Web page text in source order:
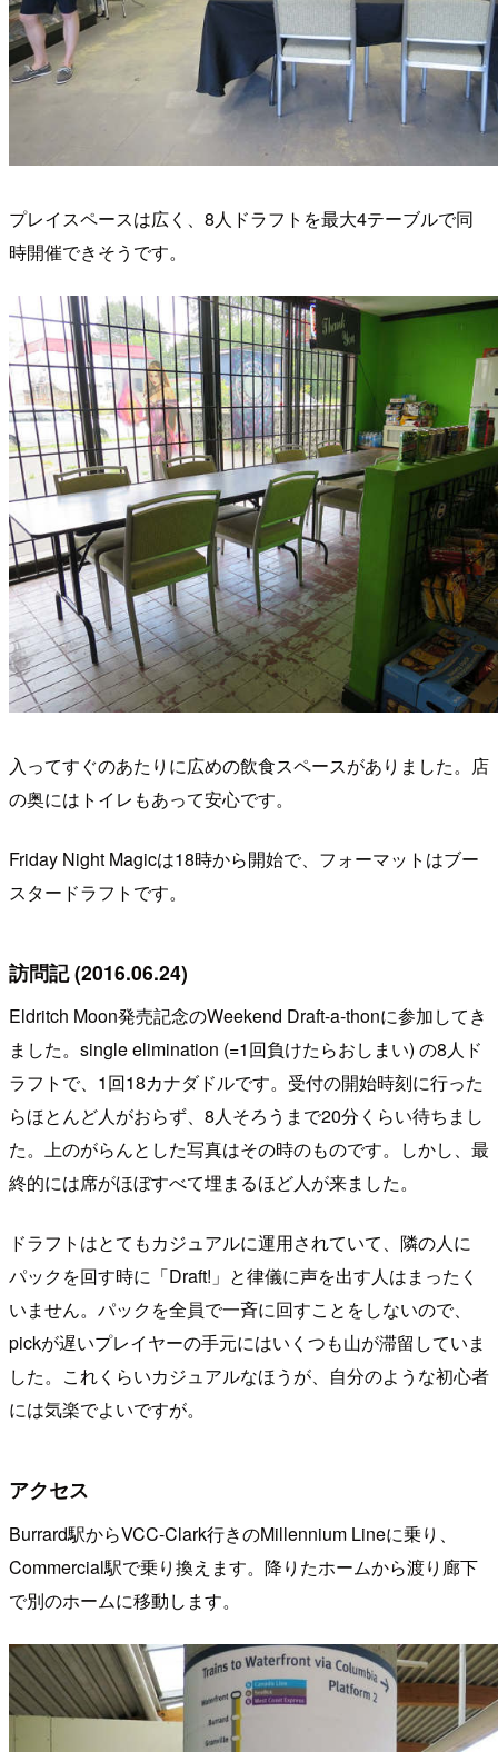
プレイスペースは広く、8人ドラフトを最大4テーブルで同
時開催できそうです。
入ってすぐのあたりに広めの飲食スペースがありました。店
の奥にはトイレもあって安心です。
Friday Night Magicは18時から開始で、フォーマットはブー
スタードラフトです。
訪問記 (2016.06.24)
Eldritch Moon発売記念のWeekend Draft-a-thonに参加してき
ました。single elimination (=1回負けたらおしまい) の8人ド
ラフトで、1回18カナダドルです。受付の開始時刻に行った
らほとんど人がおらず、8人そろうまで20分くらい待ちまし
た。上のがらんとした写真はその時のものです。しかし、最
終的には席がほぼすべて埋まるほど人が来ました。
ドラフトはとてもカジュアルに運用されていて、隣の人に
パックを回す時に「Draft!」と律儀に声を出す人はまったく
いません。パックを全員で一斉に回すことをしないので、
pickが遅いプレイヤーの手元にはいくつも山が滞留していま
した。これくらいカジュアルなほうが、自分のような初心者
には気楽でよいですが。
アクセス
Burrard駅からVCC-Clark行きのMillennium Lineに乗り、
Commercial駅で乗り換えます。降りたホームから渡り廊下
で別のホームに移動します。